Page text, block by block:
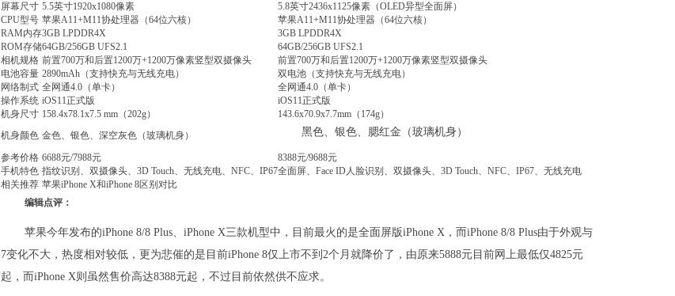
屏幕尺寸 5.5英寸1920x1080像素
5.8英寸2436x1125像素（OLED异型全面屏）
CPU型号 苹果A11+M11协处理器（64位六核）
苹果A11+M11协处理器（64位六核）
RAM内存3GB LPDDR4X
3GB LPDDR4X
ROM存储64GB/256GB UFS2.1
64GB/256GB UFS2.1
相机规格 前置700万和后置1200万+1200万像素竖型双摄像头
前置700万和后置1200万+1200万像素竖型双摄像头
电池容量 2890mAh（支持快充与无线充电）
双电池（支持快充与无线充电）
网络制式 全网通4.0（单卡）
全网通4.0（单卡）
操作系统 iOS11正式版
iOS11正式版
机身尺寸 158.4x78.1x7.5 mm（202g）
143.6x70.9x7.7mm（174g）
机身颜色 金色、银色、深空灰色（玻璃机身） 黑色、银色、腮红金（玻璃机身）
参考价格 6688元/7988元
8388元/9688元
手机特色 指纹识别、双摄像头、3D Touch、无线充电、NFC、IP67全面屏、Face ID人脸识别、双摄像头、3D Touch、NFC、IP67、无线充电
相关推荐 苹果iPhone X和iPhone 8区别对比
编辑点评：
苹果今年发布的iPhone 8/8 Plus、iPhone X三款机型中，目前最火的是全面屏版iPhone X，而iPhone 8/8 Plus由于外观与
7变化不大，热度相对较低，更为悲催的是目前iPhone 8仅上市不到2个月就降价了，由原来5888元目前网上最低仅4825元
起，而iPhone X则虽然售价高达8388元起，不过目前依然供不应求。